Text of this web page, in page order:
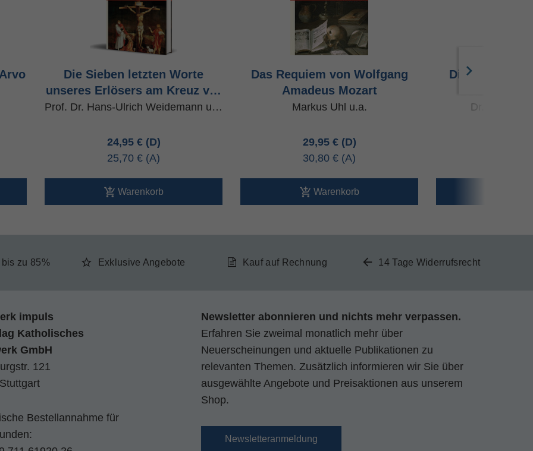
Die Sieben letzten Worte
unseres Erlösers am Kreuz v…
Prof. Dr. Hans-Ulrich Weidemann u…
24,95 €
25,70 €
Warenkorb
Das Requiem von Wolfgang
Amadeus Mozart
Markus Uhl u.a.
29,95 €
30,80 €
Warenkorb
Die
Dr.
zu 85% Exklusive Angebote Kauf auf Rechnung 14 Tage Widerrufsrecht
impuls
Katholisches
GmbH
121
Bestellannahme für
Newsletter abonnieren und nichts mehr verpassen.
Erfahren Sie zweimal monatlich mehr über
Neuerscheinungen und aktuelle Publikationen zu
relevanten Themen. Zusätzlich informieren wir Sie über
ausgewählte Angebote und Preisaktionen aus unserem
Shop.
Newsletteranmeldung